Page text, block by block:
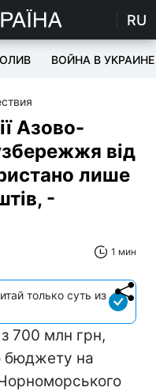
RU
ВОЙНА В УКРАИНЕ
Азово-
від
лише
-
1 мин
только суть из
700 млн грн,
бюджету на